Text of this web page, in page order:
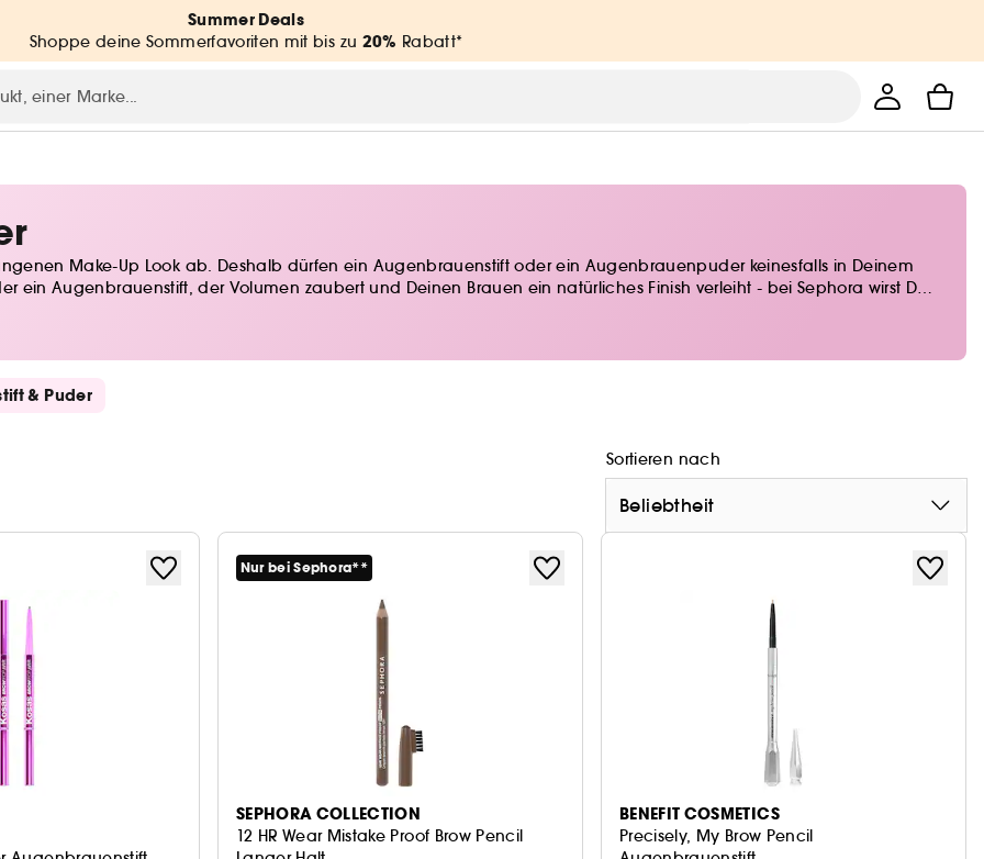
Summer Deals
Shoppe deine Sommerfavoriten mit bis zu 20% Rabatt*
Make-Up Look ab. Deshalb dürfen ein Augenbrauenstift oder ein Augenbrauenpuder keinesfalls in Deinem
ein Augenbrauenstift, der Volumen zaubert und Deinen Brauen ein natürliches Finish verleiht - bei Sephora wirst Du
& Puder
Sortieren nach
Beliebtheit
Nur bei Sephora**
SEPHORA COLLECTION
12 HR Wear Mistake Proof Brow Pencil
BENEFIT COSMETICS
Precisely, My Brow Pencil